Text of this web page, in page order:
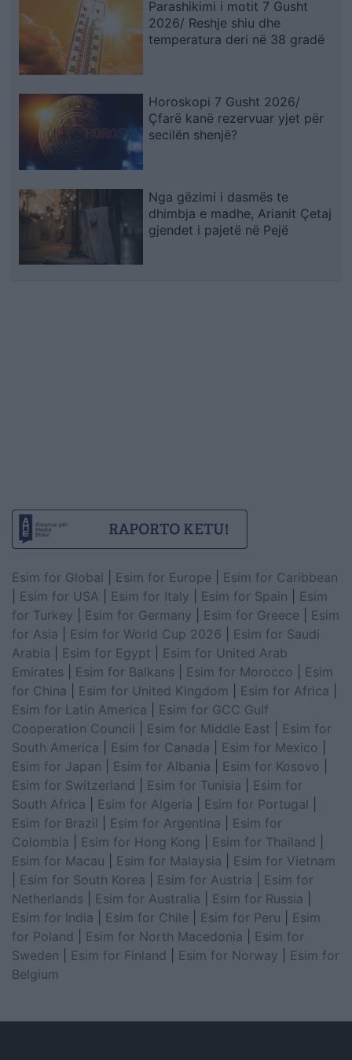
Parashikimi i motit 7 Gusht
2026/ Reshje shiu dhe
temperatura deri në 38 gradë
Horoskopi 7 Gusht 2026/
Çfarë kanë rezervuar yjet për
secilën shenjë?
Nga gëzimi i dasmës te
dhimbja e madhe, Arianit Çetaj
gjendet i pajetë në Pejë
Esim for Global Esim for Europe
Esim for Caribbean
Esim for USA Esim for Italy Esim for Spain
Esim
for Turkey
Esim for Germany Esim for Greece
Esim
for Asia
Esim for World Cup 2026
Esim for Saudi
Arabia
Esim for Egypt
Esim for United Arab
Emirates
Esim for Balkans Esim for Morocco
Esim
for China
Esim for United Kingdom Esim for Africa
Esim for Latin America
Esim for GCC Gulf
Cooperation Council
Esim for Middle East
Esim for
South America
Esim for Canada Esim for Mexico
Esim for Japan
Esim for Albania Esim for Kosovo
Esim for Switzerland
Esim for Tunisia
Esim for
South Africa
Esim for Algeria Esim for Portugal
Esim for Brazil
Esim for Argentina
Esim for
Colombia
Esim for Hong Kong Esim for Thailand
Esim for Macau
Esim for Malaysia
Esim for Vietnam
Esim for South Korea Esim for Austria
Esim for
Netherlands
Esim for Australia Esim for Russia
Esim for India
Esim for Chile Esim for Peru
Esim
for Poland
Esim for North Macedonia
Esim for
Sweden
Esim for Finland Esim for Norway
Esim for
Belgium